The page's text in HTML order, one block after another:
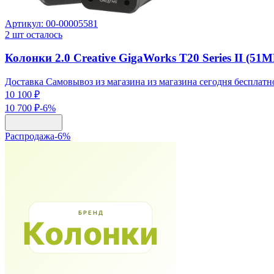
Артикул: 00-00005581
2 шт осталось
Колонки 2.0 Creative GigaWorks T20 Series II
Доставка Самовывоз из магазина из магазина сегодня
10 100 ₽
10 700 ₽-6%
Распродажа-6%